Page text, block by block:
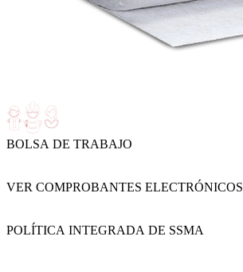
BOLSA DE TRABAJO
VER COMPROBANTES ELECTRÓNICOS
POLÍTICA INTEGRADA DE SSMA